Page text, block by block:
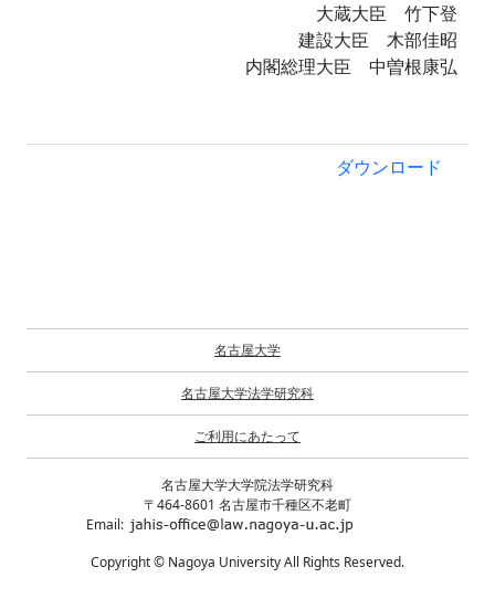
大蔵大臣 竹下登
建設大臣 木部佳昭
内閣総理大臣 中曽根康弘
ダウンロード
名古屋大学
名古屋大学法学研究科
ご利用にあたって
名古屋大学大学院法学研究科
〒464-8601 名古屋市千種区不老町
Email:
Copyright © Nagoya University All Rights Reserved.